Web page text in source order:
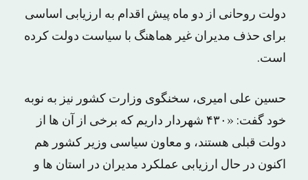
دولت روحانی از دو ماه پیش اقدام به ارزیابی اساسی
برای حذف مدیران غیر هماهنگ با سیاست دولت کرده
است.
حسین علی امیری، سخنگوی وزارت کشور نیز به نوبه
خود گفت: «۴۳۰ شهردار داریم که برخی از آن ها از
دولت قبلی هستند، و معاون سیاسی وزیر کشور هم
اکنون در حال ارزیابی عملکرد مدیران در استان ها و